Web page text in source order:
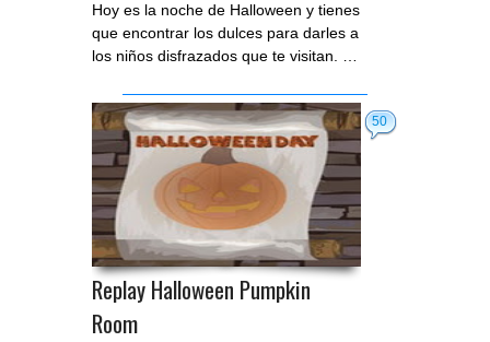
Hoy es la noche de Halloween y tienes
que encontrar los dulces para darles a
los niños disfrazados que te visitan. …
50
Replay Halloween Pumpkin
Room